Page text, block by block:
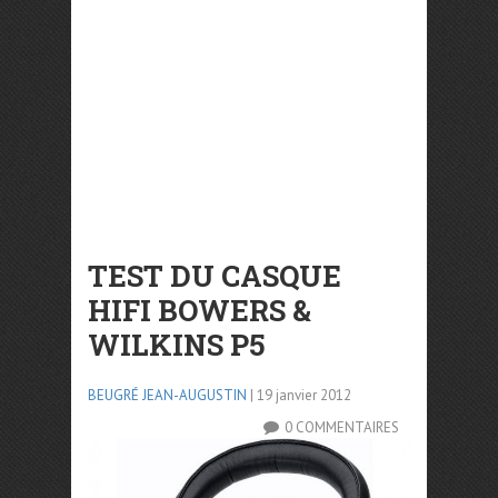
TEST DU CASQUE
HIFI BOWERS &
WILKINS P5
BEUGRÉ JEAN-AUGUSTIN | 19 janvier 2012
0 COMMENTAIRES